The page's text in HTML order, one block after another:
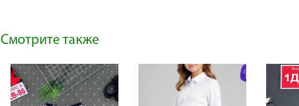
Смотрите также